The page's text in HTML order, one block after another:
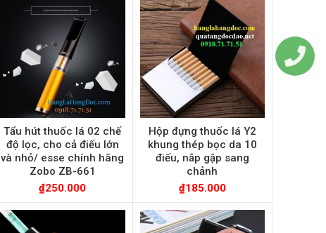
Tẩu hút thuốc lá 02 chế
độ lọc, cho cả điếu lớn
và nhỏ/ esse chính hãng
Zobo ZB-661
₫250.000
Hộp đựng thuốc lá Y2
khung thép bọc da 10
điếu, nắp gập sang
chảnh
₫185.000